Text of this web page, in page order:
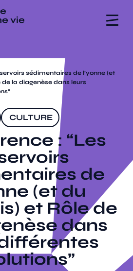
sédimentaires de l’yonne (et
de la diagenèse dans leurs
CULTURE
: “Les
de
(et du
et Rôle de
dans